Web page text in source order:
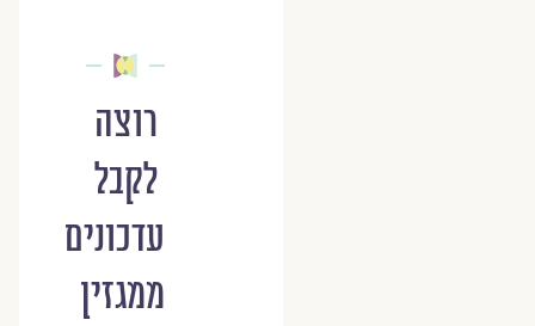
רוצה
לקבל
עדכונים
ממגזין